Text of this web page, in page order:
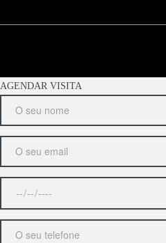
AGENDAR VISITA